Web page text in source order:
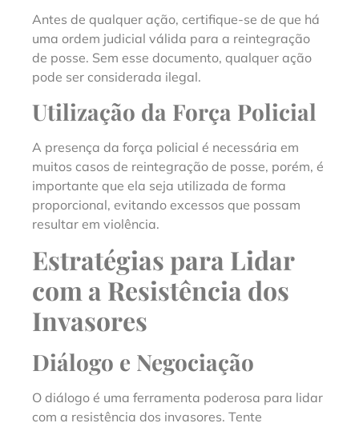
Antes de qualquer ação, certifique-se de que há
uma ordem judicial válida para a reintegração
de posse. Sem esse documento, qualquer ação
pode ser considerada ilegal.
Utilização da Força Policial
A presença da força policial é necessária em
muitos casos de reintegração de posse, porém, é
importante que ela seja utilizada de forma
proporcional, evitando excessos que possam
resultar em violência.
Estratégias para Lidar
com a Resistência dos
Invasores
Diálogo e Negociação
O diálogo é uma ferramenta poderosa para lidar
com a resistência dos invasores. Tente